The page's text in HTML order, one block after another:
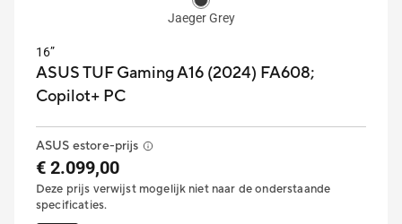
Jaeger Grey
16”
ASUS TUF Gaming A16 (2024) FA608;
Copilot+ PC
ASUS estore-prijs
€ 2.099,00
Deze prijs verwijst mogelijk niet naar de onderstaande
specificaties.